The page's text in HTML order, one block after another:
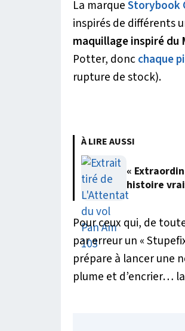
La marqueStorybook
inspirés de différents
maquillage inspiré du
Potter, doncchaque
rupture de stock).
À LIRE AUSSI
«
histoire
Pour ceux qui, de
par erreur un «
prépare à lancer une
plume et d’encrier…